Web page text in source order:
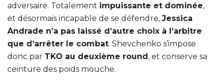
adversaire. Totalement impuissante et dominée,
et désormais incapable de se défendre, Jessica
Andrade n’a pas laissé d’autre choix à l’arbitre
que d’arrêter le combat. Shevchenko s’impose
donc par TKO au deuxième round, et conserve sa
ceinture des poids mouche.